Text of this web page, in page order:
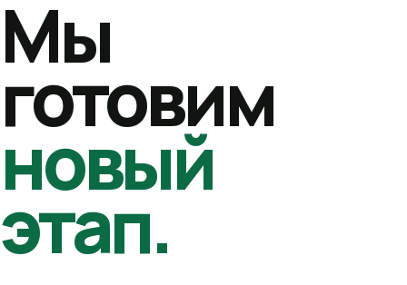
Мы
готовим
новый
этап.